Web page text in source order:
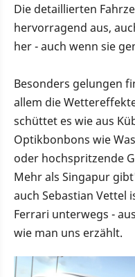
Die detaillierten
hervorragend aus,
her - auch wenn sie
Besonders gelungen
allem die
schüttet es wie aus
Optikbonbons wie
oder hochspritzende
Mehr als Singapur
auch Sebastian Vettel
Ferrari unterwegs -
wie man uns erzählt.